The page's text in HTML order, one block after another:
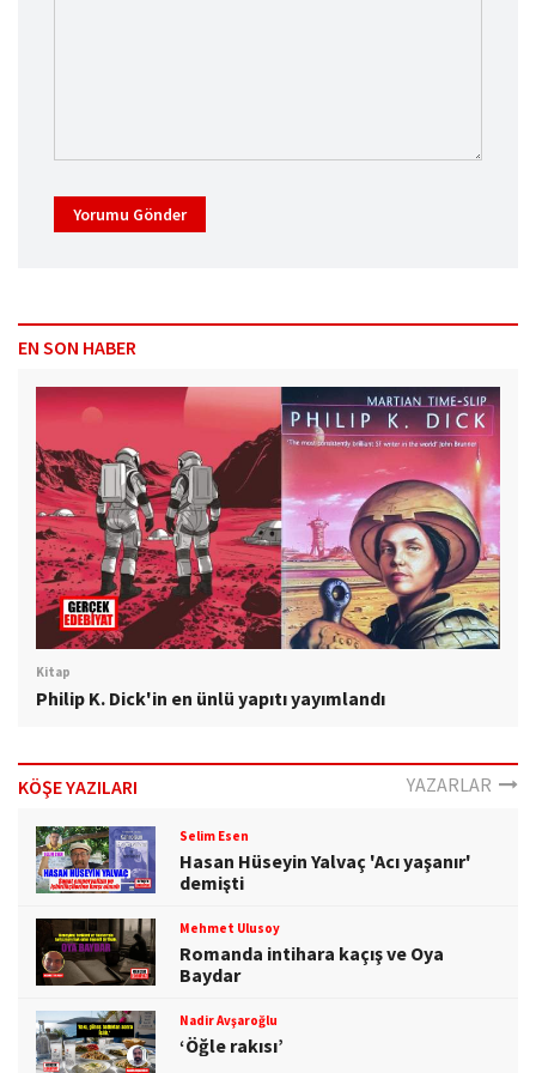
Yorumu Gönder
EN SON HABER
Kitap
Philip K. Dick'in en ünlü yapıtı yayımlandı
KÖŞE YAZILARI YAZARLAR
Selim Esen
Hasan Hüseyin Yalvaç 'Acı yaşanır'
demişti
Mehmet Ulusoy
Romanda intihara kaçış ve Oya
Baydar
Nadir Avşaroğlu
‘Öğle rakısı’